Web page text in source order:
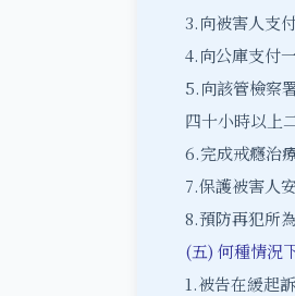
3.向被害人支
4.向公庫支付
5.向該管檢察
四十小時以上
6.完成戒癮治
7.保護被害人
8.預防再犯所
(五) 何種情況
1.被告在緩起